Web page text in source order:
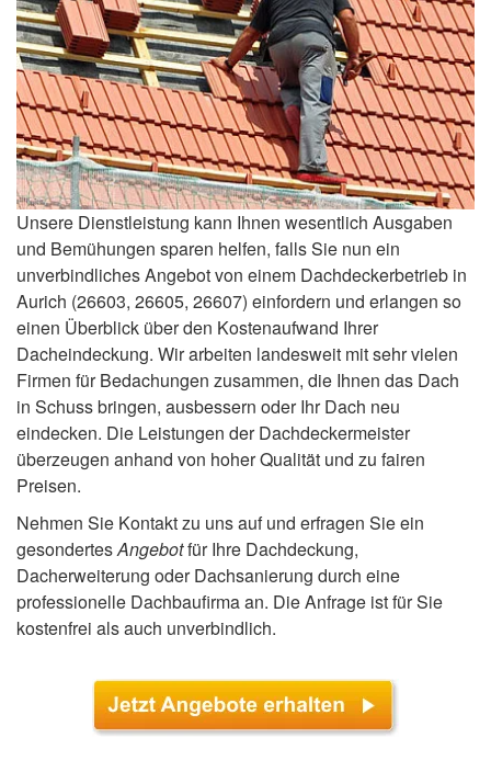
Unsere Dienstleistung kann Ihnen wesentlich Ausgaben
und Bemühungen sparen helfen, falls Sie nun ein
unverbindliches Angebot von einem Dachdeckerbetrieb in
Aurich (26603, 26605, 26607) einfordern und erlangen so
einen Überblick über den Kostenaufwand Ihrer
Dacheindeckung. Wir arbeiten landesweit mit sehr vielen
Firmen für Bedachungen zusammen, die Ihnen das Dach
in Schuss bringen, ausbessern oder Ihr Dach neu
eindecken. Die Leistungen der Dachdeckermeister
überzeugen anhand von hoher Qualität und zu fairen
Preisen.
Nehmen Sie Kontakt zu uns auf und erfragen Sie ein
gesondertesAngebotfür Ihre Dachdeckung,
Dacherweiterung oder Dachsanierung durch eine
professionelle Dachbaufirma an. Die Anfrage ist für Sie
kostenfrei als auch unverbindlich.